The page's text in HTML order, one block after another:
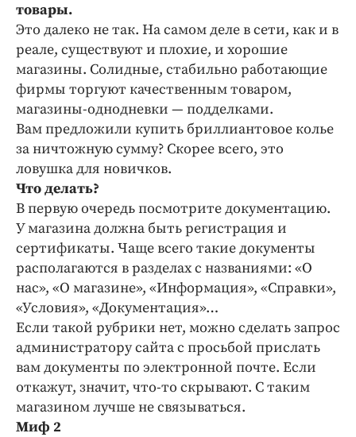
ПРОЕКТЫ
Блоги
Издания
Медиаперсона
Интересное чтиво
Клиника года
Бренд года
Работодатель года
товары.
Это далеко не так. На самом деле в сети, как и в
реале, существуют и плохие, и хорошие
магазины. Солидные, стабильно работающие
фирмы торгуют качественным товаром,
магазины-однодневки — подделками.
Вам предложили купить бриллиантовое колье
за ничтожную сумму? Скорее всего, это
ловушка для новичков.
Что делать?
В первую очередь посмотрите документацию.
У магазина должна быть регистрация и
сертификаты. Чаще всего такие документы
располагаются в разделах с названиями: «О
нас», «О магазине», «Информация», «Справки»,
«Условия», «Документация»…
Если такой рубрики нет, можно сделать запрос
администратору сайта с просьбой прислать
вам документы по электронной почте. Если
откажут, значит, что-то скрывают. С таким
магазином лучше не связываться.
Миф 2